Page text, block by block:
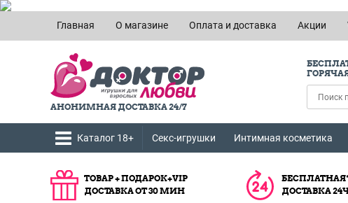
Главная О магазине Оплата и доставка Акции
АНОНИМНАЯ ДОСТАВКА 24/7
Каталог 18+ Секс-игрушки Интимная косметика
ТОВАР + ПОДАРОК+VIP
ДОСТАВКА ОТ 30 МИН
ДОСТАВКА